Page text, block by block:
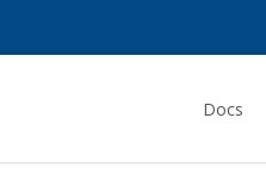
Docs